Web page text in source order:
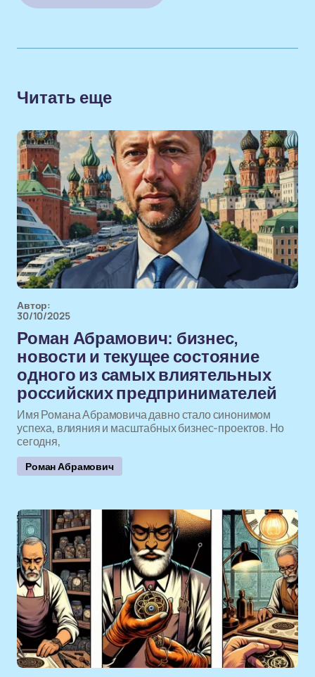
Читать еще
Автор:
30/10/2025
Роман Абрамович: бизнес,
новости и текущее состояние
одного из самых влиятельных
российских предпринимателей
Имя Романа Абрамовича давно стало синонимом
успеха, влияния и масштабных бизнес-проектов. Но
сегодня,
Роман Абрамович